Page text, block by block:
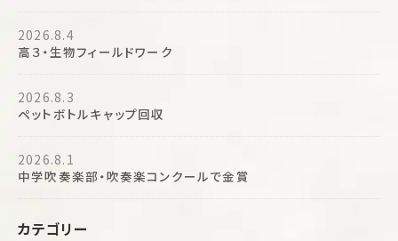
2026.8.4
高３・生物フィールドワーク
2026.8.3
ペットボトルキャップ回収
2026.8.1
中学吹奏楽部・吹奏楽コンクールで金賞
カテゴリー